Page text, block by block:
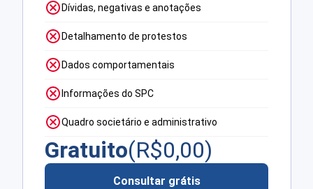
Dívidas, negativas e anotações
Detalhamento de protestos
Dados comportamentais
Informações do SPC
Quadro societário e administrativo
Gratuito(R$0,00)
Consultar grátis